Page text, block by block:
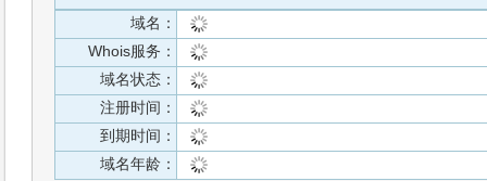
域名：
Whois服务：
域名状态：
注册时间：
到期时间：
域名年龄：